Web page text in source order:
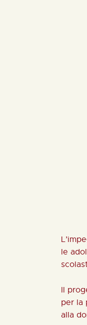
le
Il
per la
alla